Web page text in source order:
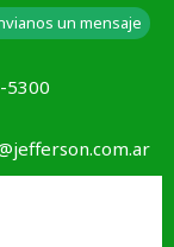
un mensaje
5300